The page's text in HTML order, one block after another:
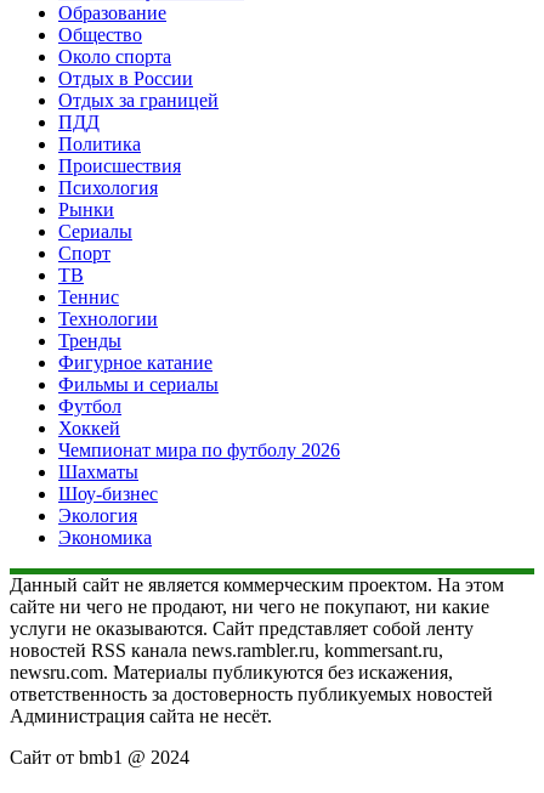
Образование
Общество
Около спорта
Отдых в России
Отдых за границей
ПДД
Политика
Происшествия
Психология
Рынки
Сериалы
Спорт
ТВ
Теннис
Технологии
Тренды
Фигурное катание
Фильмы и сериалы
Футбол
Хоккей
Чемпионат мира по футболу 2026
Шахматы
Шоу-бизнес
Экология
Экономика
Данный сайт не является коммерческим проектом. На этом
сайте ни чего не продают, ни чего не покупают, ни какие
услуги не оказываются. Сайт представляет собой ленту
новостей RSS канала news.rambler.ru, kommersant.ru,
newsru.com. Материалы публикуются без искажения,
ответственность за достоверность публикуемых новостей
Администрация сайта не несёт.
Сайт от bmb1 @ 2024